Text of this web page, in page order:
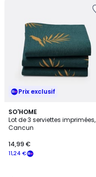
Prix exclusif
SO'HOME
Lot de 3 serviettes imprimées,
Cancun
11,24 €
14,99 €
4,3
/ 5